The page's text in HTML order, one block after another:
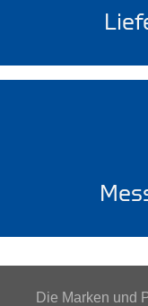
Die Marken und